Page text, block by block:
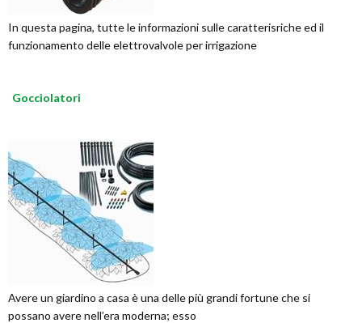
In questa pagina, tutte le informazioni sulle caratterisriche ed il
funzionamento delle elettrovalvole per irrigazione
Gocciolatori
Avere un giardino a casa è una delle più grandi fortune che si
possano avere nell’era moderna; esso